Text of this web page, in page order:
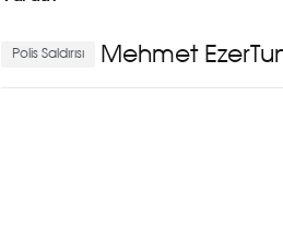
Mehmet Ezer
Polis Saldırısı